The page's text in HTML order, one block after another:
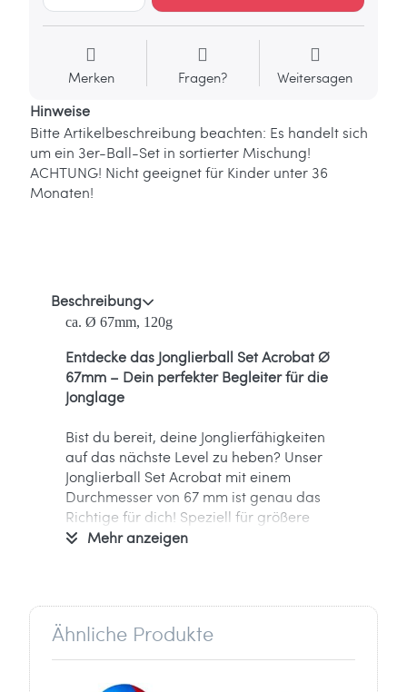
Merken Fragen? Weitersagen
Hinweise
Bitte Artikelbeschreibung beachten: Es handelt sich
um ein 3er-Ball-Set in sortierter Mischung!
ACHTUNG! Nicht geeignet für Kinder unter 36
Monaten!
Beschreibung
ca. Ø 67mm, 120g
Entdecke das Jonglierball Set Acrobat Ø
67mm – Dein perfekter Begleiter für die
Jonglage
Bist du bereit, deine Jonglierfähigkeiten
auf das nächste Level zu heben? Unser
Jonglierball Set Acrobat mit einem
Durchmesser von 67 mm ist genau das
Richtige für dich! Speziell für größere
Jongleure ab 14 Jahren entwickelt, bietet
angenehme Haptik und Langlebigkeit
sorgt. Gefüllt mit Vogelfutter, liegen sie
Mehr anzeigen
Ähnliche Produkte